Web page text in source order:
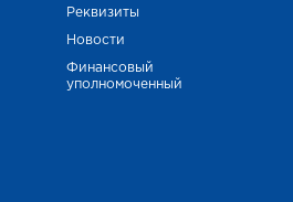
Реквизиты
Новости
Финансовый
уполномоченный